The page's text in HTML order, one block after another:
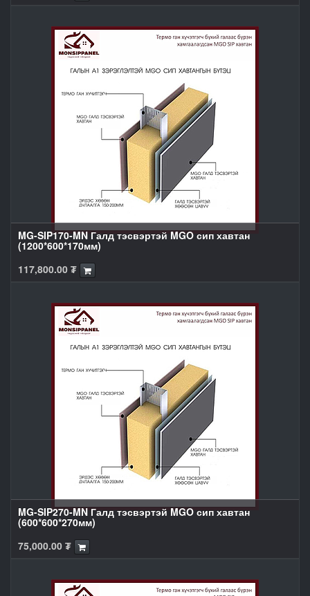
MG-SIP170-MN Галд тэсвэртэй MGO сип хавтан
(1200*600*170мм)
117,800.00 ₮
MG-SIP270-MN Галд тэсвэртэй MGO сип хавтан
(600*600*270мм)
75,000.00 ₮